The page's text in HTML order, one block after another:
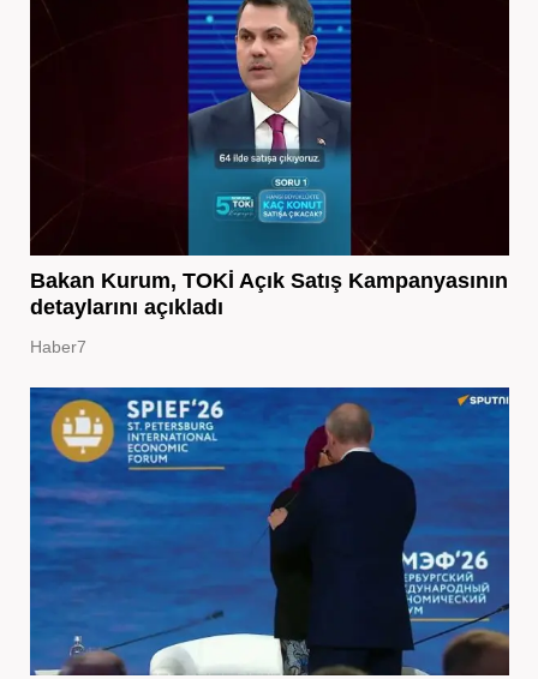
Bakan Kurum, TOKİ Açık Satış Kampanyasının
detaylarını açıkladı
Haber7